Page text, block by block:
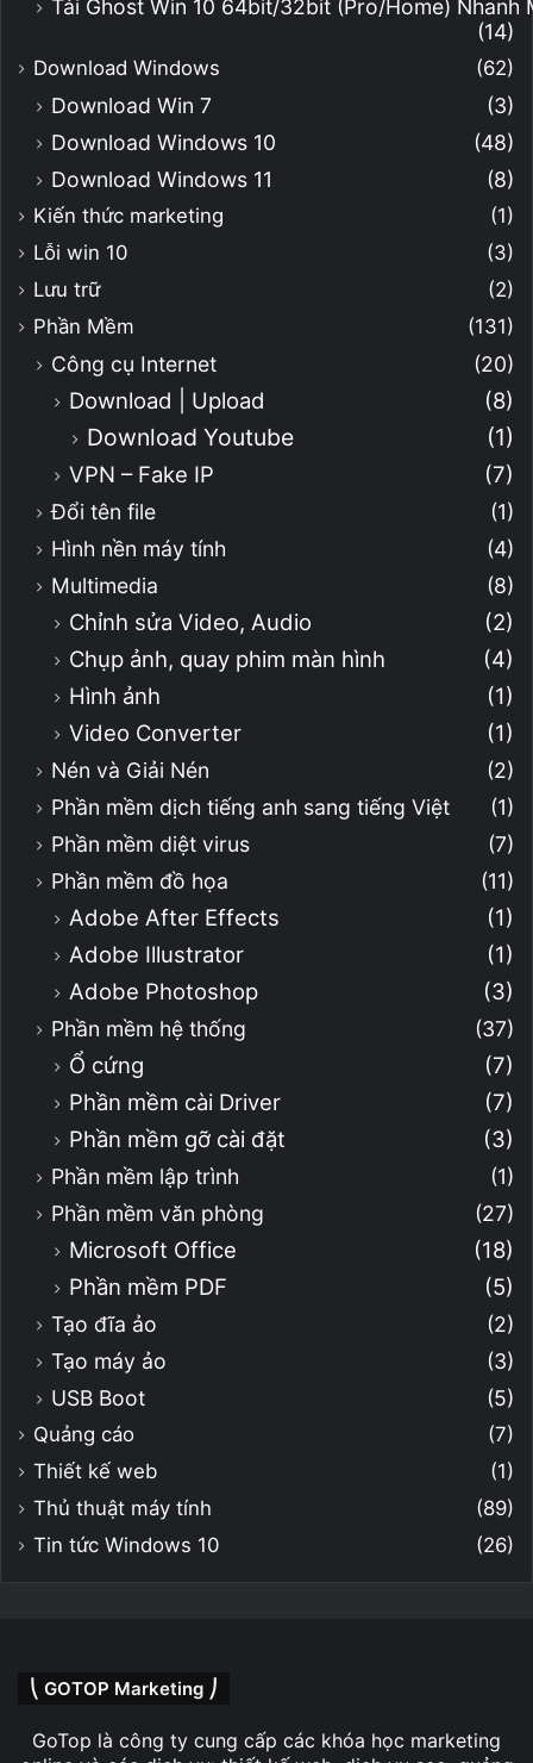
Tải Ghost Win 10 64bit/32bit (Pro/Home)
(14)
Download Windows (62)
Download Win 7
(3)
Download Windows 10
(48)
Download Windows 11
(8)
Kiến thức marketing
(1)
Lỗi win 10
(3)
Lưu trữ
(2)
Phần Mềm
(131)
Công cụ Internet (20)
Download | Upload (8)
Download Youtube (1)
VPN – Fake IP (7)
Đổi tên file
(1)
Hình nền máy tính
(4)
Multimedia
(8)
Chỉnh sửa Video, Audio
(2)
Chụp ảnh, quay phim màn hình
(4)
Hình ảnh
(1)
Video Converter
(1)
Nén và Giải Nén
(2)
Phần mềm dịch tiếng anh sang tiếng Việt
(1)
Phần mềm diệt virus
(7)
Phần mềm đồ họa
(11)
Adobe After Effects
(1)
Adobe Illustrator
(1)
Adobe Photoshop
(3)
Phần mềm hệ thống (37)
Ổ cứng
(7)
Phần mềm cài Driver
(7)
Phần mềm gỡ cài đặt
(3)
Phần mềm lập trình
(1)
Phần mềm văn phòng
(27)
Microsoft Office
(18)
Phần mềm PDF
(5)
Tạo đĩa ảo
(2)
Tạo máy ảo
(3)
USB Boot
(5)
Quảng cáo
(7)
Thiết kế web
(1)
Thủ thuật máy tính
(89)
Tin tức Windows 10
(26)
⎝ GOTOP Marketing ⎠
GoTop là công ty cung cấp các khóa học marketing